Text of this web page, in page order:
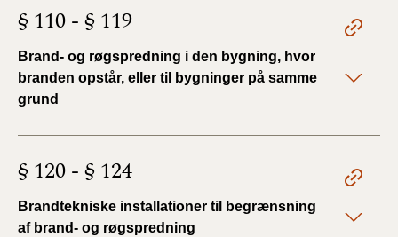
§ 110 - § 119
Brand- og røgspredning i den bygning, hvor
branden opstår, eller til bygninger på samme
grund
§ 120 - § 124
Brandtekniske installationer til begrænsning
af brand- og røgspredning